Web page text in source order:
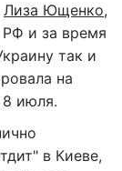
Лиза Ющенко,
РФ и за время
так и
на
июля.
в Киеве,